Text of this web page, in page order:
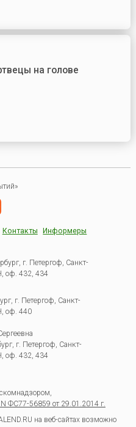
на голове
Контакты Информеры
г. Петергоф, Санкт-
оф. 432, 434
г. Петергоф, Санкт-
оф. 440
г. Петергоф Санкт-
оф. 432, 434
ФС77-56859 от 29.01.2014 г.
на веб-сайтах возможно